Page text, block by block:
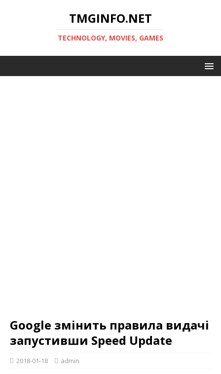
TMGINFO.NET
ТECHNOLOGY, MOVIES, GAMES
Google змінить правила видачі
запустивши Speed Update
2018-01-18 admin